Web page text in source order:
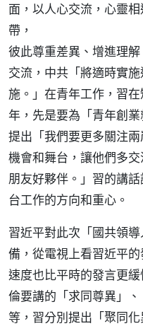
面，以人心交流，心靈
帶，
彼此尊重差異、增進理
交流，中共「將適時實
施。」在青年工作，習
年，先是要為「青年創
提出「我們要更多關注
機會和舞台，讓他們多
朋友好夥伴。」習的講
台工作的方向和重心。
習近平對此次「國共領
備，從電視上看習近平
速度也比平時的發言更
倫要講的「求同尊異」、
等，習分別提出「聚同